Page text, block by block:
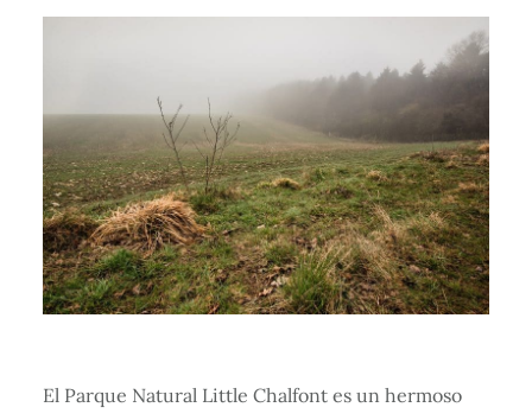
El Parque Natural Little Chalfont es un hermoso